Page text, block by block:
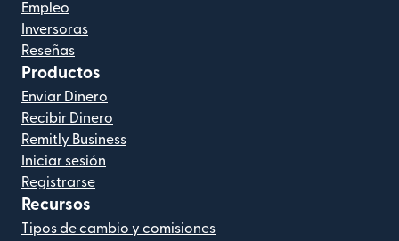
Empleo
Inversoras
Reseñas
Productos
Enviar Dinero
Recibir Dinero
Remitly Business
Iniciar sesión
Registrarse
Recursos
Tipos de cambio y comisiones